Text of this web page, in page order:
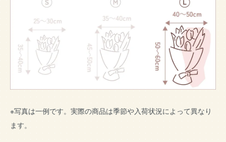
※写真は一例です。実際の商品は季節や入荷状況によって異なり
ます。